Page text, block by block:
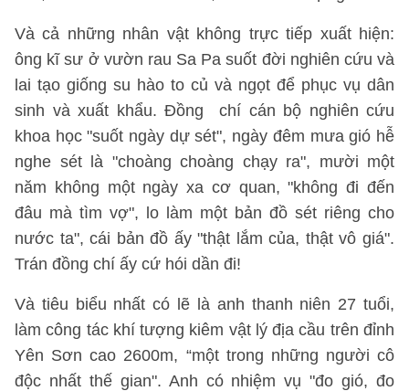
Và cả những nhân vật không trực tiếp xuất hiện:
ông kĩ sư ở vườn rau Sa Pa suốt đời nghiên cứu và
lai tạo giống su hào to củ và ngọt để phục vụ dân
sinh và xuất khẩu. Đồng chí cán bộ nghiên cứu
khoa học "suốt ngày dự sét", ngày đêm mưa gió hễ
nghe sét là "choàng choàng chạy ra", mười một
năm không một ngày xa cơ quan, "không đi đến
đâu mà tìm vợ", lo làm một bản đồ sét riêng cho
nước ta", cái bản đồ ấy "thật lắm của, thật vô giá".
Trán đồng chí ấy cứ hói dần đi!
Và tiêu biểu nhất có lẽ là anh thanh niên 27 tuổi,
làm công tác khí tượng kiêm vật lý địa cầu trên đỉnh
Yên Sơn cao 2600m, “một trong những người cô
độc nhất thế gian". Anh có nhiệm vụ "đo gió, đo